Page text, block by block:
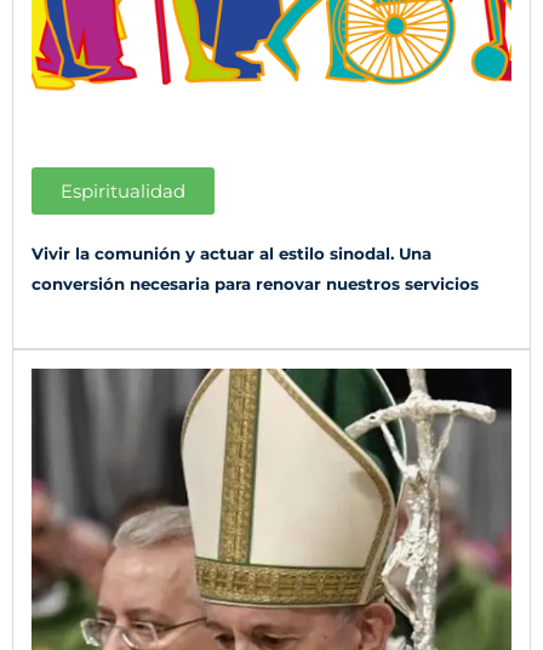
Espiritualidad
Vivir la comunión y actuar al estilo sinodal. Una
conversión necesaria para renovar nuestros servicios